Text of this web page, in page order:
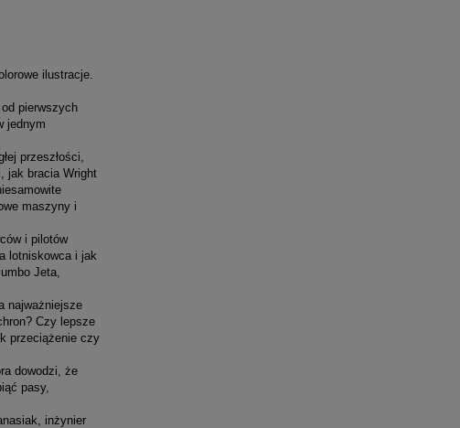
ilustracje.
pierwszych
jednym
przeszłości,
jak bracia Wright
maszyny i
i pilotów
lotniskowca i jak
Jeta,
najważniejsze
Czy lepsze
przeciążenie czy
dowodzi, że
pasy,
inżynier